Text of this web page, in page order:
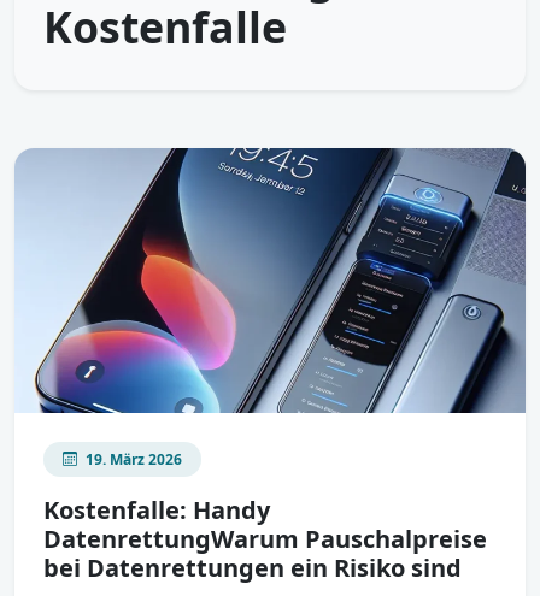
Kostenfalle
19. März 2026
Kostenfalle: Handy
DatenrettungWarum Pauschalpreise
bei Datenrettungen ein Risiko sind